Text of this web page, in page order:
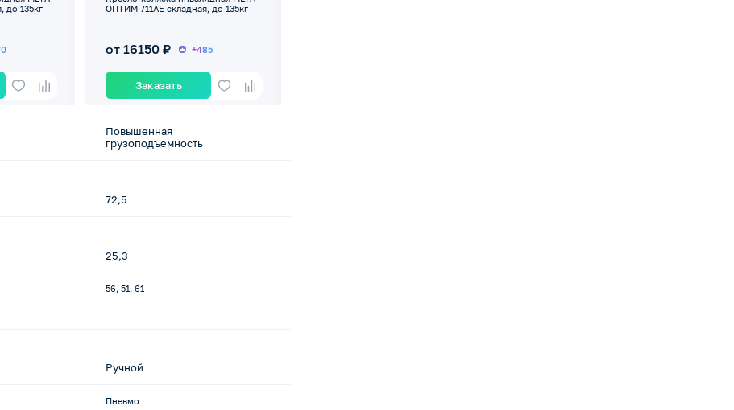
до 135кг
ОПТИМ 711AE складная, до 135кг
от 16150 ₽ +485
Заказать
Повышенная
грузоподъемность
72,5
25,3
56, 51, 61
Ручной
Пневмо